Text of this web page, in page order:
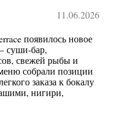
11.06.2026
появилось новое
суши-бар,
свежей рыбы и
собрали позиции
заказа к бокалу
нигири,